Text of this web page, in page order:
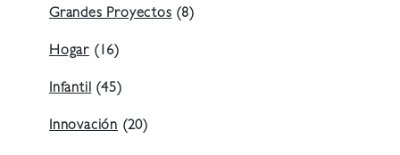
Grandes Proyectos (8)
Hogar (16)
Infantil (45)
Innovación (20)